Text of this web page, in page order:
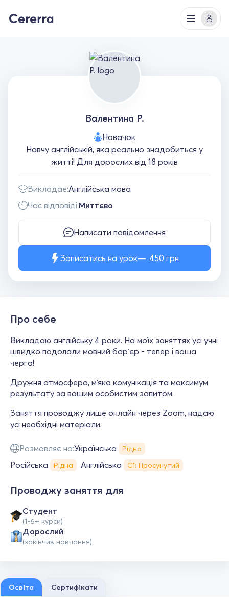
Валентина Р.
Новачок
Навчу англійській, яка реально знадобиться у
житті! Для дорослих від 18 років
Викладає:Англійська мова
Час відповіді:Миттєво
Написати повідомлення
Записатись на урок 450 грн
Про себе
Викладаю англійську 4 роки. На моїх заняттях усі учні
швидко подолали мовний барʼєр - тепер і ваша
черга!
Дружня атмосфера, мʼяка комунікація та максимум
результату за вашим особистим запитом.
Заняття проводжу лише онлайн через Zoom, надаю
усі необхідні матеріали.
Розмовляє на:Українська Рідна
Російська Рідна Англійська С1: Просунутий
Проводжу заняття для
Студент
(1-6+ курси)
Дорослий
(закінчив навчання)
Освіта Сертифікати